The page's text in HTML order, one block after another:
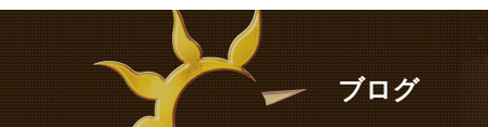
ブログ